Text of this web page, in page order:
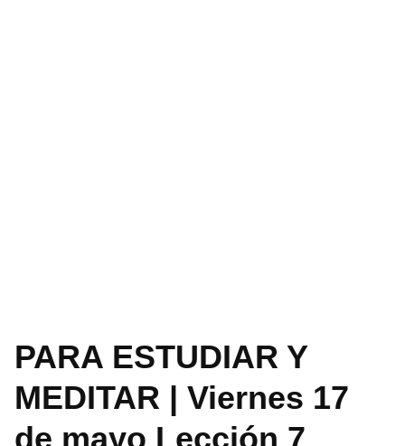
PARA ESTUDIAR Y
MEDITAR | Viernes 17
de mayo Lección 7